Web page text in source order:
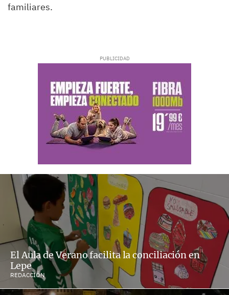
familiares.
El Aula de Verano facilita la conciliación en
Lepe
REDACCIÓN